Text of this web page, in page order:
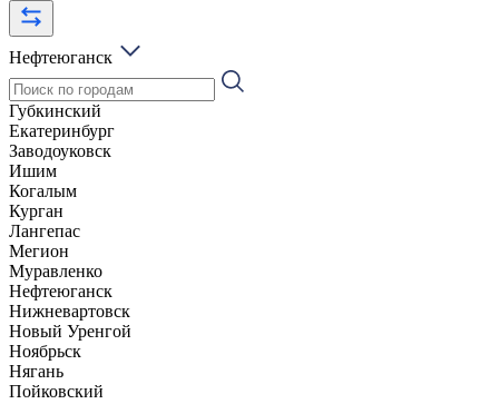
Нефтеюганск
Губкинский
Екатеринбург
Заводоуковск
Ишим
Когалым
Курган
Лангепас
Мегион
Муравленко
Нефтеюганск
Нижневартовск
Новый Уренгой
Ноябрьск
Нягань
Пойковский